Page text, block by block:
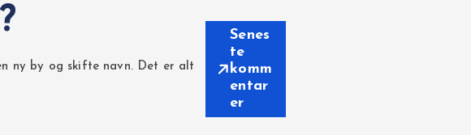
ny by og skifte navn. Det er alt
Senes
te
komm
entar
er